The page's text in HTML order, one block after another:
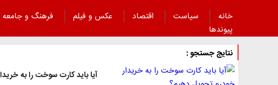
خانه سیاست اقتصاد عکس و فیلم فرهنگ و جامعه
پیوند‌ها
نتایج جستجو :
آیا باید کارت سوخت را به